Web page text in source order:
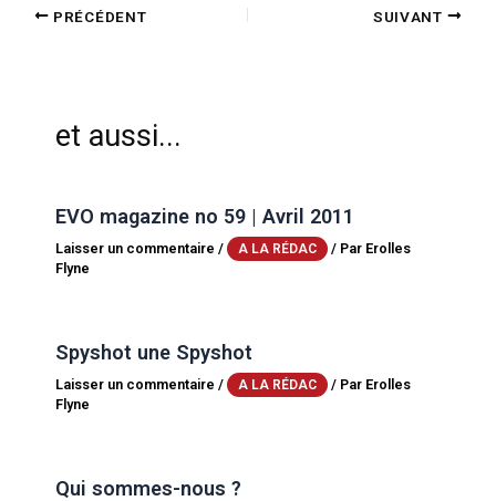
PRÉCÉDENT SUIVANT
et aussi...
EVO magazine no 59 | Avril 2011
Laisser un commentaire / A LA RÉDAC / Par Erolles
Flyne
Spyshot une Spyshot
Laisser un commentaire / A LA RÉDAC / Par Erolles
Flyne
Qui sommes-nous ?